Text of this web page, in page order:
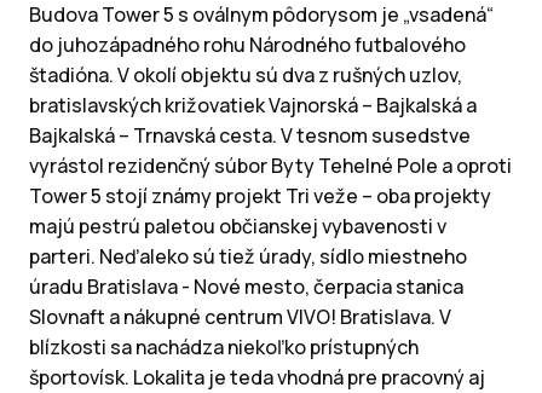
Budova Tower 5 s oválnym pôdorysom je „vsadená“
do juhozápadného rohu Národného futbalového
štadióna. V okolí objektu sú dva z rušných uzlov,
bratislavských križovatiek Vajnorská – Bajkalská a
Bajkalská – Trnavská cesta. V tesnom susedstve
vyrástol rezidenčný súbor Byty Tehelné Pole a oproti
Tower 5 stojí známy projekt Tri veže – oba projekty
majú pestrú paletou občianskej vybavenosti v
parteri. Neďaleko sú tiež úrady, sídlo miestneho
úradu Bratislava - Nové mesto, čerpacia stanica
Slovnaft a nákupné centrum VIVO! Bratislava. V
blízkosti sa nachádza niekoľko prístupných
športovísk. Lokalita je teda vhodná pre pracovný aj